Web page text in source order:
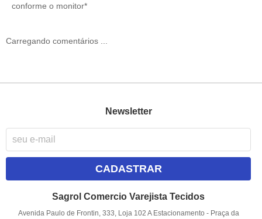
conforme o monitor*
Carregando comentários ...
Newsletter
CADASTRAR
Sagrol Comercio Varejista Tecidos
Avenida Paulo de Frontin, 333, Loja 102 A Estacionamento - Praça da